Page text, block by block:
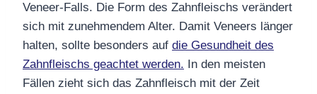
Veneer-Falls. Die Form des Zahnfleischs verändert
sich mit zunehmendem Alter. Damit Veneers länger
halten, sollte besonders auf die Gesundheit des
Zahnfleischs geachtet werden. In den meisten
Fällen zieht sich das Zahnfleisch mit der Zeit